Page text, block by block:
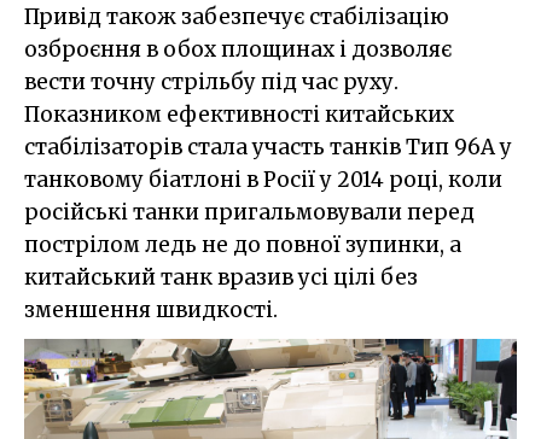
Привід також забезпечує стабілізацію
озброєння в обох площинах і дозволяє
вести точну стрільбу під час руху.
Показником ефективності китайських
стабілізаторів стала участь танків Тип 96A у
танковому біатлоні в Росії у 2014 році, коли
російські танки пригальмовували перед
пострілом ледь не до повної зупинки, а
китайський танк вразив усі цілі без
зменшення швидкості.